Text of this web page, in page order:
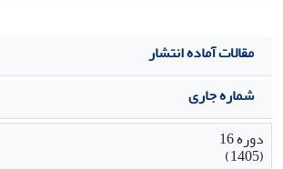
مقالات آماده انتشار
شماره جاری
دوره 16
(1405)